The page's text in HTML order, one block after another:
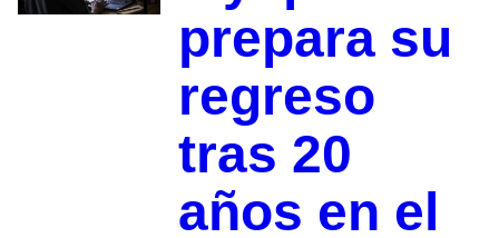
prepara su
regreso
tras 20
años en el